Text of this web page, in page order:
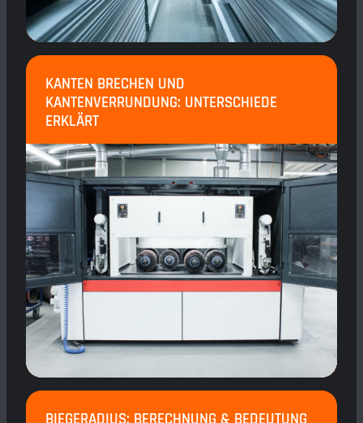
KANTEN BRECHEN UND
KANTENVERRUNDUNG: UNTERSCHIEDE
ERKLÄRT